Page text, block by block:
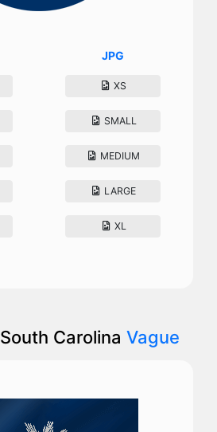
JPG
XS
SMALL
MEDIUM
LARGE
XL
CarolinaVague